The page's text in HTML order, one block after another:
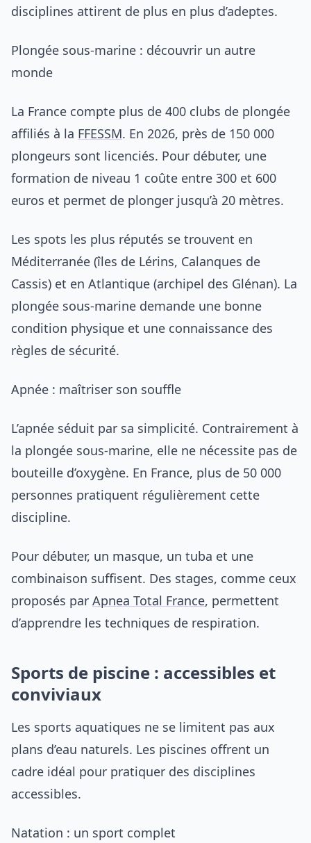
disciplines attirent de plus en plus d’adeptes.
Plongée sous-marine : découvrir un autre
monde
La France compte plus de 400 clubs de plongée
affiliés à la FFESSM. En 2026, près de 150 000
plongeurs sont licenciés. Pour débuter, une
formation de niveau 1 coûte entre 300 et 600
euros et permet de plonger jusqu’à 20 mètres.
Les spots les plus réputés se trouvent en
Méditerranée (îles de Lérins, Calanques de
Cassis) et en Atlantique (archipel des Glénan). La
plongée sous-marine demande une bonne
condition physique et une connaissance des
règles de sécurité.
Apnée : maîtriser son souffle
L’apnée séduit par sa simplicité. Contrairement à
la plongée sous-marine, elle ne nécessite pas de
bouteille d’oxygène. En France, plus de 50 000
personnes pratiquent régulièrement cette
discipline.
Pour débuter, un masque, un tuba et une
combinaison suffisent. Des stages, comme ceux
proposés par Apnea Total France, permettent
d’apprendre les techniques de respiration.
Sports de piscine : accessibles et
conviviaux
Les sports aquatiques ne se limitent pas aux
plans d’eau naturels. Les piscines offrent un
cadre idéal pour pratiquer des disciplines
accessibles.
Natation : un sport complet